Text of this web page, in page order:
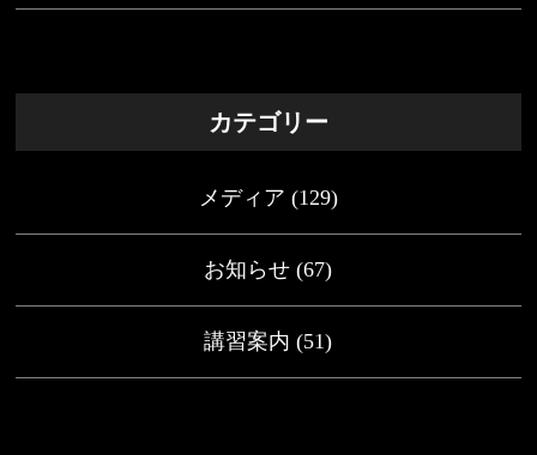
カテゴリー
メディア (129)
お知らせ (67)
講習案内 (51)